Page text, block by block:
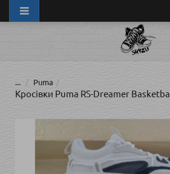
... Puma
Кросівки Puma RS-Dreamer